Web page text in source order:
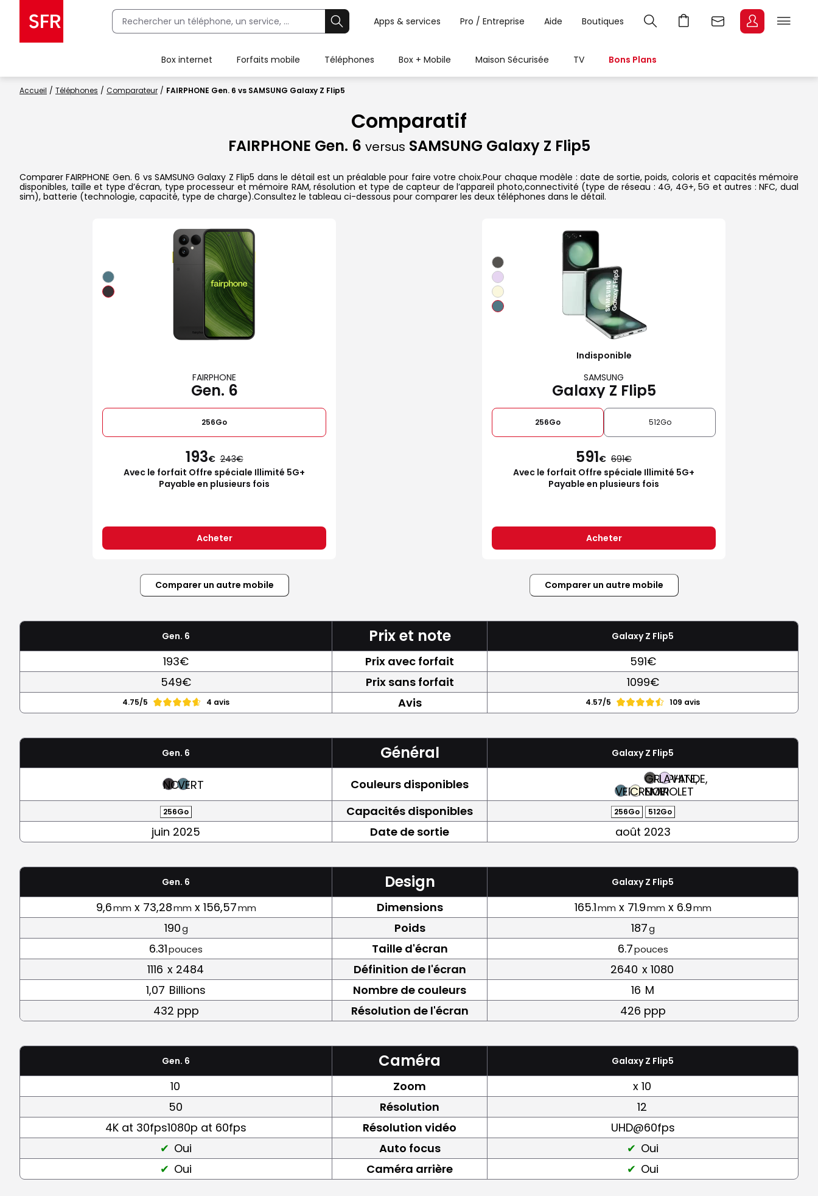
Apps & services Pro / Entreprise Aide Boutiques
Box internet Forfaits mobile Téléphones Box + Mobile Maison Sécurisée TV Bons Plans
Accueil Téléphones Comparateur FAIRPHONE Gen. 6 vs SAMSUNG Galaxy Z Flip5
Comparatif
FAIRPHONE Gen. 6 versus SAMSUNG Galaxy Z Flip5
Comparer FAIRPHONE Gen. 6 vs SAMSUNG Galaxy Z Flip5 dans le détail est un préalable pour faire votre choix.Pour chaque modèle : date de sortie, poids, coloris et capacités mémoire
disponibles, taille et type d’écran, type processeur et mémoire RAM, résolution et type de capteur de l’appareil photo,connectivité (type de réseau : 4G, 4G+, 5G et autres : NFC, dual
sim), batterie (technologie, capacité, type de charge).Consultez le tableau ci-dessous pour comparer les deux téléphones dans le détail.
FAIRPHONE
Gen. 6
256Go
193€ 243
Avec le forfait Offre spéciale Illimité 5G+
Payable en plusieurs fois
Acheter
Indisponible
SAMSUNG
Galaxy Z Flip5
256Go 512Go
591€ 691
Avec le forfait Offre spéciale Illimité 5G+
Payable en plusieurs fois
Acheter
Comparer un autre mobile Comparer un autre mobile
Gen. 6 Prix et note Galaxy Z Flip5
193€ Prix avec forfait
591€
549€
Prix sans forfait 1099€
4.75/5 4 avis Avis 4.57/5 109 avis
Gen. 6 Général Galaxy Z Flip5
NOIRVERT Couleurs disponibles VERTCREME
GRAPHITE,
NOIR
LAVANDE,
VIOLET
256Go Capacités disponibles 256Go 512Go
juin 2025 Date de sortie août 2023
Gen. 6 Design Galaxy Z Flip5
9,6mm x 73,28mm x 156,57mm Dimensions 165.1mm x 71.9mm x 6.9mm
190g Poids 187g
6.31pouces Taille d'écran 6.7pouces
1116 x 2484 Définition de l'écran 2640 x 1080
1,07 Billions Nombre de couleurs 16 M
432 ppp
Résolution de l'écran 426 ppp
Gen. 6 Caméra Galaxy Z Flip5
10 Zoom
x 10
50
Résolution
12
4K at 30fps1080p at 60fps
Résolution vidéo
UHD@60fps
Oui
Auto focus
Oui
Oui
Caméra arrière Oui